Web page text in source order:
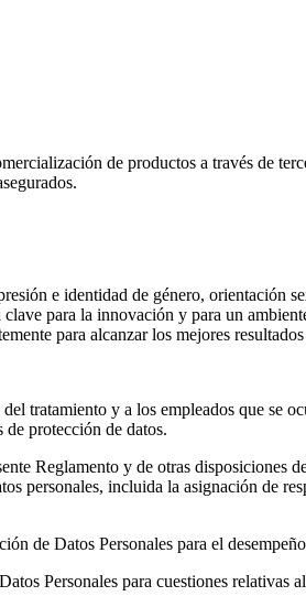
de productos a través de
e identidad de género, orientación
para la innovación y para un
para alcanzar los mejores
tratamiento y a los empleados que se
protección de datos.
Reglamento y de otras disposiciones
personales, incluida la asignación de
de Datos Personales para el
Personales para cuestiones relativas